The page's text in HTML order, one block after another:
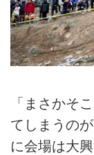
「まさかそ
てしまうの
に会場は大